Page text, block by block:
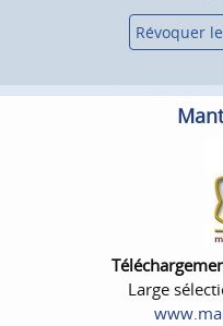
Révoquer
Large